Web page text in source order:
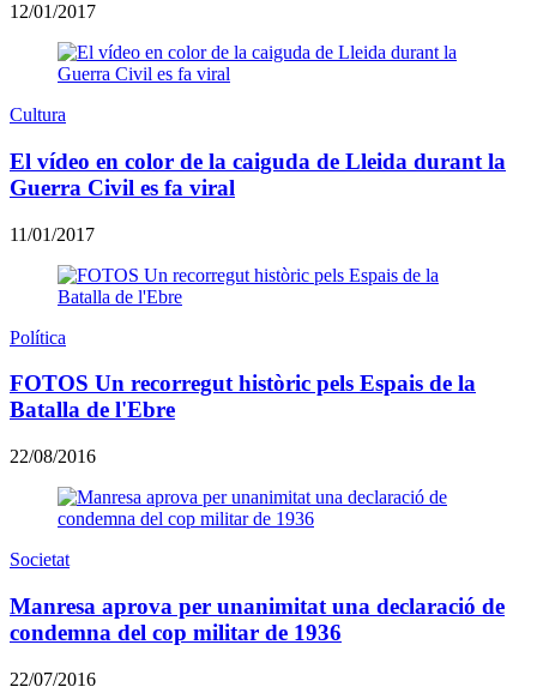
12/01/2017
Cultura
El vídeo en color de la caiguda de Lleida durant la
Guerra Civil es fa viral
11/01/2017
Política
FOTOS Un recorregut històric pels Espais de la
Batalla de l'Ebre
22/08/2016
Societat
Manresa aprova per unanimitat una declaració de
condemna del cop militar de 1936
22/07/2016